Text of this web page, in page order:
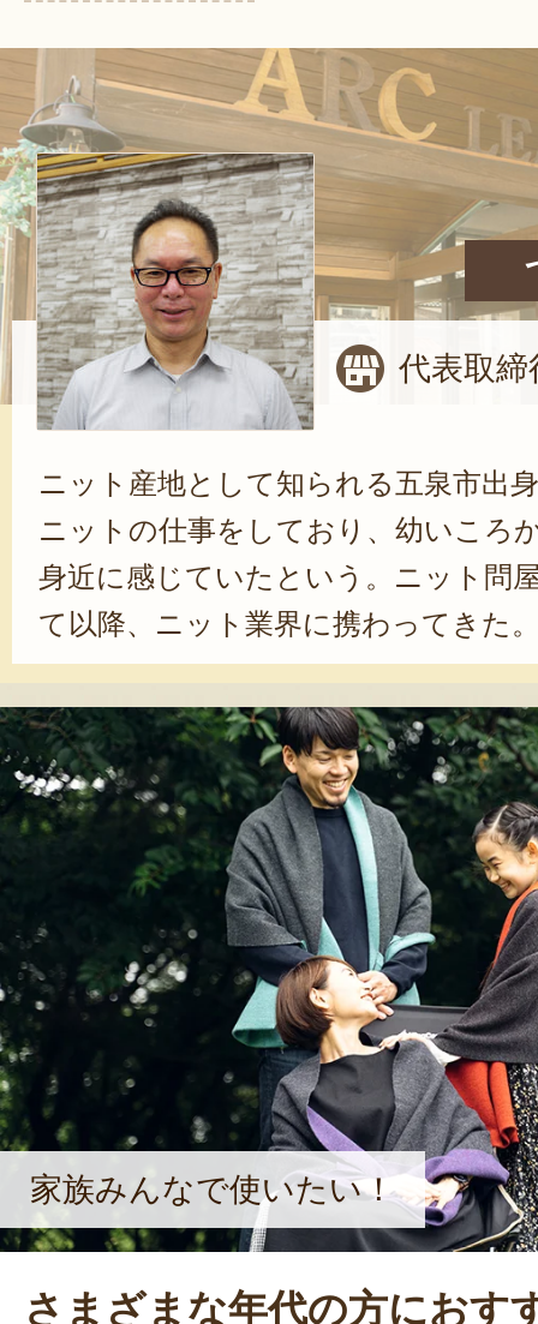
代表取締
ニット産地として知られる五泉市出
ニットの仕事をしており、幼いころ
身近に感じていたという。ニット問
て以降、ニット業界に携わってきた
いような、こだわりのものづくりを
と山口さん。近年では、自社ブラン
レマチス）」の商品開発にも意欲的
技術を活かして、ニット製品のメン
を入れていきたい」と、さらなる目
家族みんなで使いたい！
さまざまな年代の方におす